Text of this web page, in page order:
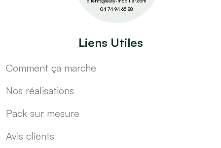
04 74 94 65 88
Liens Utiles
Comment ça marche
Nos réalisations
Pack sur mesure
Avis clients